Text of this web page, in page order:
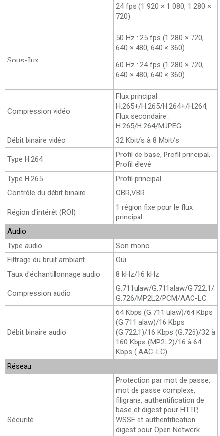
24 fps (1 920 × 1 080, 1 280 ×
720)
Sous-flux
50 Hz : 25 fps (1 280 × 720,
640 × 480, 640 × 360)
60 Hz : 24 fps (1 280 × 720,
640 × 480, 640 × 360)
Compression vidéo
Flux principal :
H.265+/H.265/H.264+/H.264,
Flux secondaire :
H.265/H.264/MJPEG
Débit binaire vidéo
32 Kbit/s à 8 Mbit/s
Type H.264
Profil de base, Profil principal,
Profil élevé
Type H.265
Profil principal
Contrôle du débit binaire
CBR,VBR
Région d'intérêt (ROI)
1 région fixe pour le flux
principal
Audio
Type audio
Son mono
Filtrage du bruit ambiant
Oui
Taux d'échantillonnage audio
8 kHz/16 kHz
Compression audio
G.711ulaw/G.711alaw/G.722.1/
G.726/MP2L2/PCM/AAC-LC
Débit binaire audio
64 Kbps (G.711 ulaw)/64 Kbps
(G.711 alaw)/16 Kbps
(G.722.1)/16 Kbps (G.726)/32 à
160 Kbps (MP2L2)/16 à 64
Kbps ( AAC-LC)
Réseau
Sécurité
Protection par mot de passe,
mot de passe complexe,
filigrane, authentification de
base et digest pour HTTP,
WSSE et authentification
digest pour Open Network